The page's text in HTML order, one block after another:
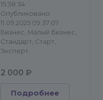
15:38:34
Опубликовано:
11.09.2025 09:37:07
Бизнес, Малый бизнес,
Стандарт, Старт,
Эксперт
2 000 ₽
Подробнее